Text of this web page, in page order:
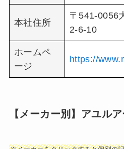
本社住所
〒541-0056
2-6-10
ホームペ
ージ
https://
【メーカー別】アユル